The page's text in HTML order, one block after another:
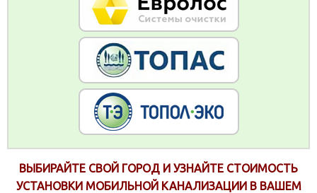
ВЫБИРАЙТЕ СВОЙ ГОРОД И УЗНАЙТЕ СТОИМОСТЬ
УСТАНОВКИ МОБИЛЬНОЙ КАНАЛИЗАЦИИ В ВАШЕМ